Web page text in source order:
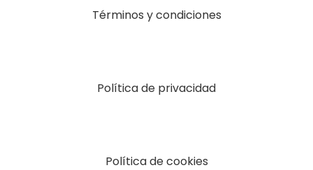
Términos y condiciones
Política de privacidad
Política de cookies